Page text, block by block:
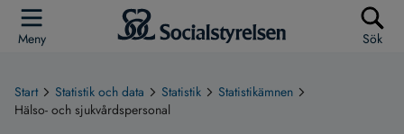
Meny Sök
Start Statistik och data Statistik
Statistikämnen
Hälso- och sjukvårdspersonal